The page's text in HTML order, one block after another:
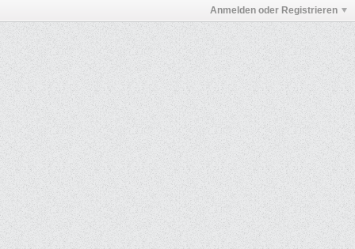
Anmelden oder Registrieren